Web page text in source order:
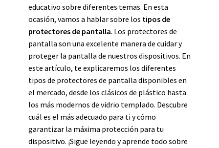
educativo sobre diferentes temas. En esta
ocasión, vamos a hablar sobre los tipos de
protectores de pantalla. Los protectores de
pantalla son una excelente manera de cuidar y
proteger la pantalla de nuestros dispositivos. En
este artículo, te explicaremos los diferentes
tipos de protectores de pantalla disponibles en
el mercado, desde los clásicos de plástico hasta
los más modernos de vidrio templado. Descubre
cuál es el más adecuado para ti y cómo
garantizar la máxima protección para tu
dispositivo. ¡Sigue leyendo y aprende todo sobre